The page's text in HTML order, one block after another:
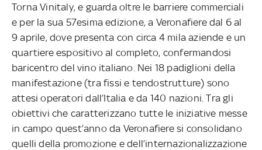
Torna Vinitaly, e guarda oltre le barriere commerciali
e per la sua 57esima edizione, a Veronafiere dal 6 al
9 aprile, dove presenta con circa 4 mila aziende e un
quartiere espositivo al completo, confermandosi
baricentro del vino italiano. Nei 18 padiglioni della
manifestazione (tra fissi e tendostrutture) sono
attesi operatori dall’Italia e da 140 nazioni. Tra gli
obiettivi che caratterizzano tutte le iniziative messe
in campo quest’anno da Veronafiere si consolidano
quelli della promozione e dell’internazionalizzazione